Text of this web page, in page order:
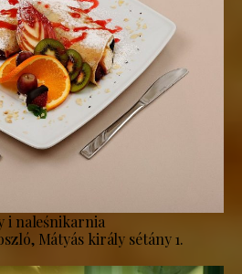
i naleśnikarnia
Mátyás király sétány 1.